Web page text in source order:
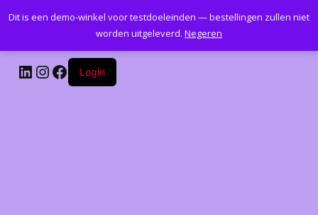
Kantoormeubelenplus.com
LinkedIn
Instagram
Facebook
Login
Dit is een demo-winkel voor testdoeleinden — bestellingen zullen niet
worden uitgeleverd. Negeren